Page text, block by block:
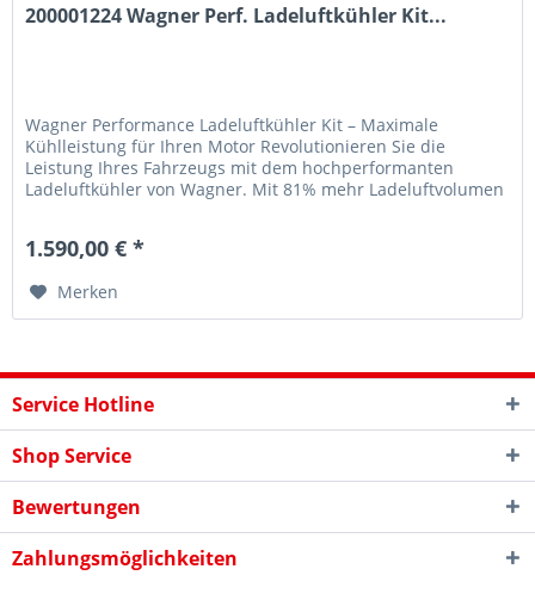
200001224 Wagner Perf. Ladeluftkühler Kit...
Wagner Performance Ladeluftkühler Kit – Maximale
Kühlleistung für Ihren Motor Revolutionieren Sie die
Leistung Ihres Fahrzeugs mit dem hochperformanten
Ladeluftkühler von Wagner. Mit 81% mehr Ladeluftvolumen
1.590,00 € *
Merken
Service Hotline
Shop Service
Bewertungen
Zahlungsmöglichkeiten